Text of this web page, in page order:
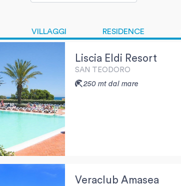
VILLAGGI RESIDENCE
Liscia Eldi Resort
SAN TEODORO
250 mt dal mare
Veraclub Amasea